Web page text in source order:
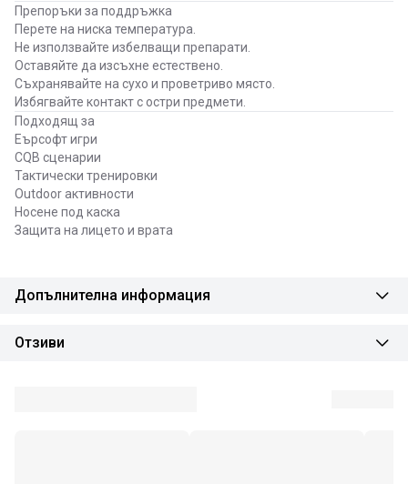
Препоръки за поддръжка
Перете на ниска температура.
Не използвайте избелващи препарати.
Оставяйте да изсъхне естествено.
Съхранявайте на сухо и проветриво място.
Избягвайте контакт с остри предмети.
Подходящ за
Еърсофт игри
CQB сценарии
Тактически тренировки
Outdoor активности
Носене под каска
Защита на лицето и врата
Допълнителна информация
Отзиви